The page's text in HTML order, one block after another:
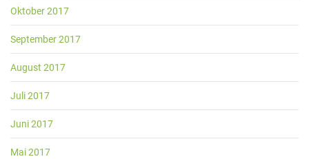
Oktober 2017
September 2017
August 2017
Juli 2017
Juni 2017
Mai 2017